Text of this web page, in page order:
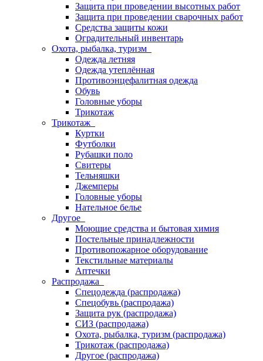
Защита при проведении высотных работ
Защита при проведении сварочных работ
Средства защиты кожи
Оградительный инвентарь
Охота, рыбалка, туризм
Одежда летняя
Одежда утеплённая
Противоэнцефалитная одежда
Обувь
Головные уборы
Трикотаж
Трикотаж
Куртки
Футболки
Рубашки поло
Свитеры
Тельняшки
Джемперы
Головные уборы
Нательное белье
Другое
Моющие средства и бытовая химия
Постельные принадлежности
Противопожарное оборудование
Текстильные материалы
Аптечки
Распродажа
Спецодежда (распродажа)
Спецобувь (распродажа)
Защита рук (распродажа)
СИЗ (распродажа)
Охота, рыбалка, туризм (распродажа)
Трикотаж (распродажа)
Другое (распродажа)